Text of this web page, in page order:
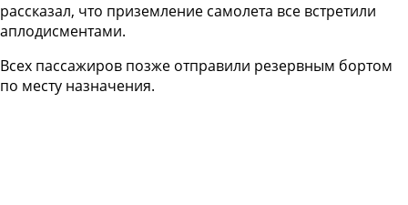
рассказал, что приземление самолета все встретили
аплодисментами.
Всех пассажиров позже отправили резервным бортом
по месту назначения.